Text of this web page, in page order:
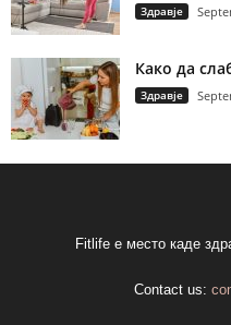
Здравје
Како да
Здравје
Fitlife е место каде
Contact us: